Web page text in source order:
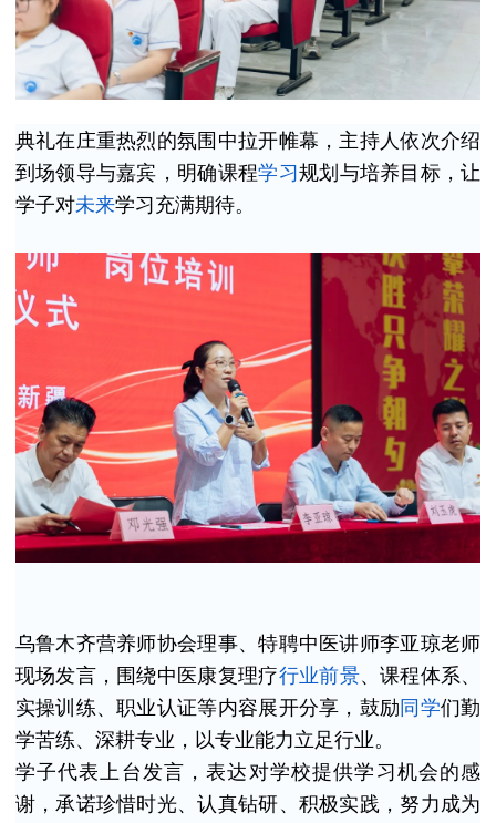
典礼在庄重热烈的氛围中拉开帷幕，主持人依次介绍
到场领导与嘉宾，明确课程学习规划与培养目标，让
学子对未来学习充满期待。
乌鲁木齐营养师协会理事、特聘中医讲师李亚琼老师
现场发言，围绕中医康复理疗行业前景、课程体系、
实操训练、职业认证等内容展开分享，鼓励同学们勤
学苦练、深耕专业，以专业能力立足行业。
学子代表上台发言，表达对学校提供学习机会的感
谢，承诺珍惜时光、认真钻研、积极实践，努力成为